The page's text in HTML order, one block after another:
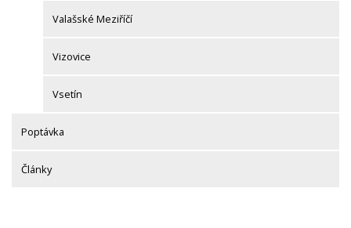
Valašské Meziříčí
Vizovice
Vsetín
Poptávka
Články